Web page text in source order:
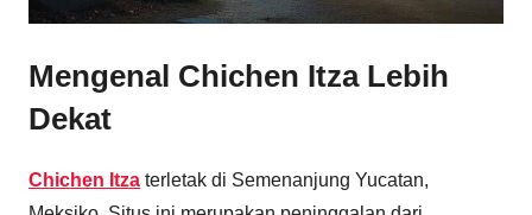
Mengenal Chichen Itza Lebih
Dekat
Chichen Itza terletak di Semenanjung Yucatan,